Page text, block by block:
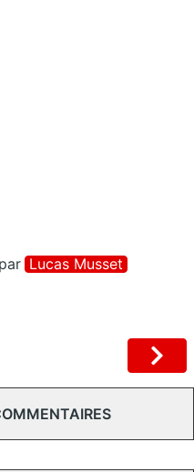
par Lucas Musset